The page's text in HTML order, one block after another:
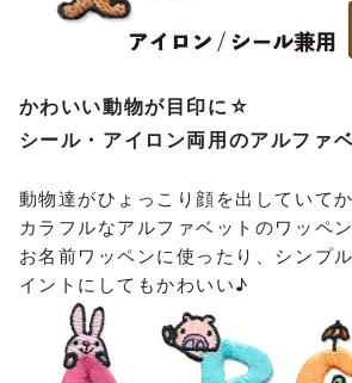
かわいい動物が目印に☆
シール・アイロン両用のアルファ
動物達がひょっこり顔を出していて
カラフルなアルファベットのワッペン
お名前ワッペンに使ったり、シンプ
イントにしてもかわいい♪